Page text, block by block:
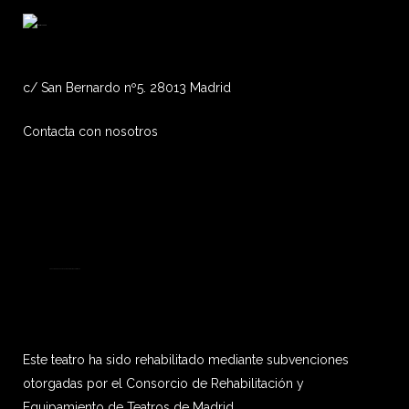
c/ San Bernardo nº5. 28013 Madrid
Contacta con nosotros
Este teatro ha sido rehabilitado mediante subvenciones
otorgadas por el Consorcio de Rehabilitación y